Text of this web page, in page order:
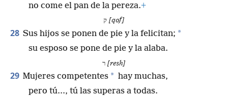
no come el pan de la pereza.+
[qof]
28 Sus hijos se ponen de pie y la felicitan; *
su esposo se pone de pie y la alaba.
[resh]
29 Mujeres competentes * hay muchas,
pero tú..., tú las superas a todas.